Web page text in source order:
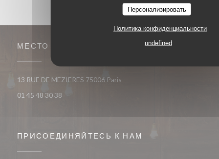
Персонализировать
Политика конфиденциальности
undefined
МЕСТО
13 RUE DE MEZIERES 75006 Paris
01 45 48 30 38
ПРИСОЕДИНЯЙТЕСЬ К НАМ